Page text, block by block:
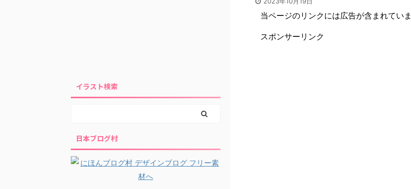
当ページのリンクには広告が含まれていま
スポンサーリンク
イラスト検索
日本ブログ村